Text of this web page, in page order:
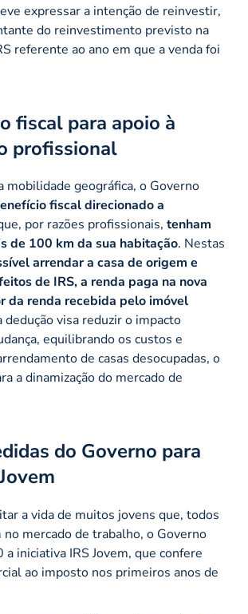
expressar a intenção de reinvestir,
do reinvestimento previsto na
referente ao ano em que a venda foi
fiscal para apoio à
profissional
mobilidade geográfica, o Governo
fiscal direcionado a
por razões profissionais, tenham
de 100 km da sua habitação. Nestas
arrendar a casa de origem e
de IRS, a renda paga na nova
da renda recebida pelo imóvel
dedução visa reduzir o impacto
equilibrando os custos e
de casas desocupadas, o
a dinamização do mercado de
do Governo para
a vida de muitos jovens que, todos
mercado de trabalho, o Governo
iniciativa IRS Jovem, que confere
ao imposto nos primeiros anos de